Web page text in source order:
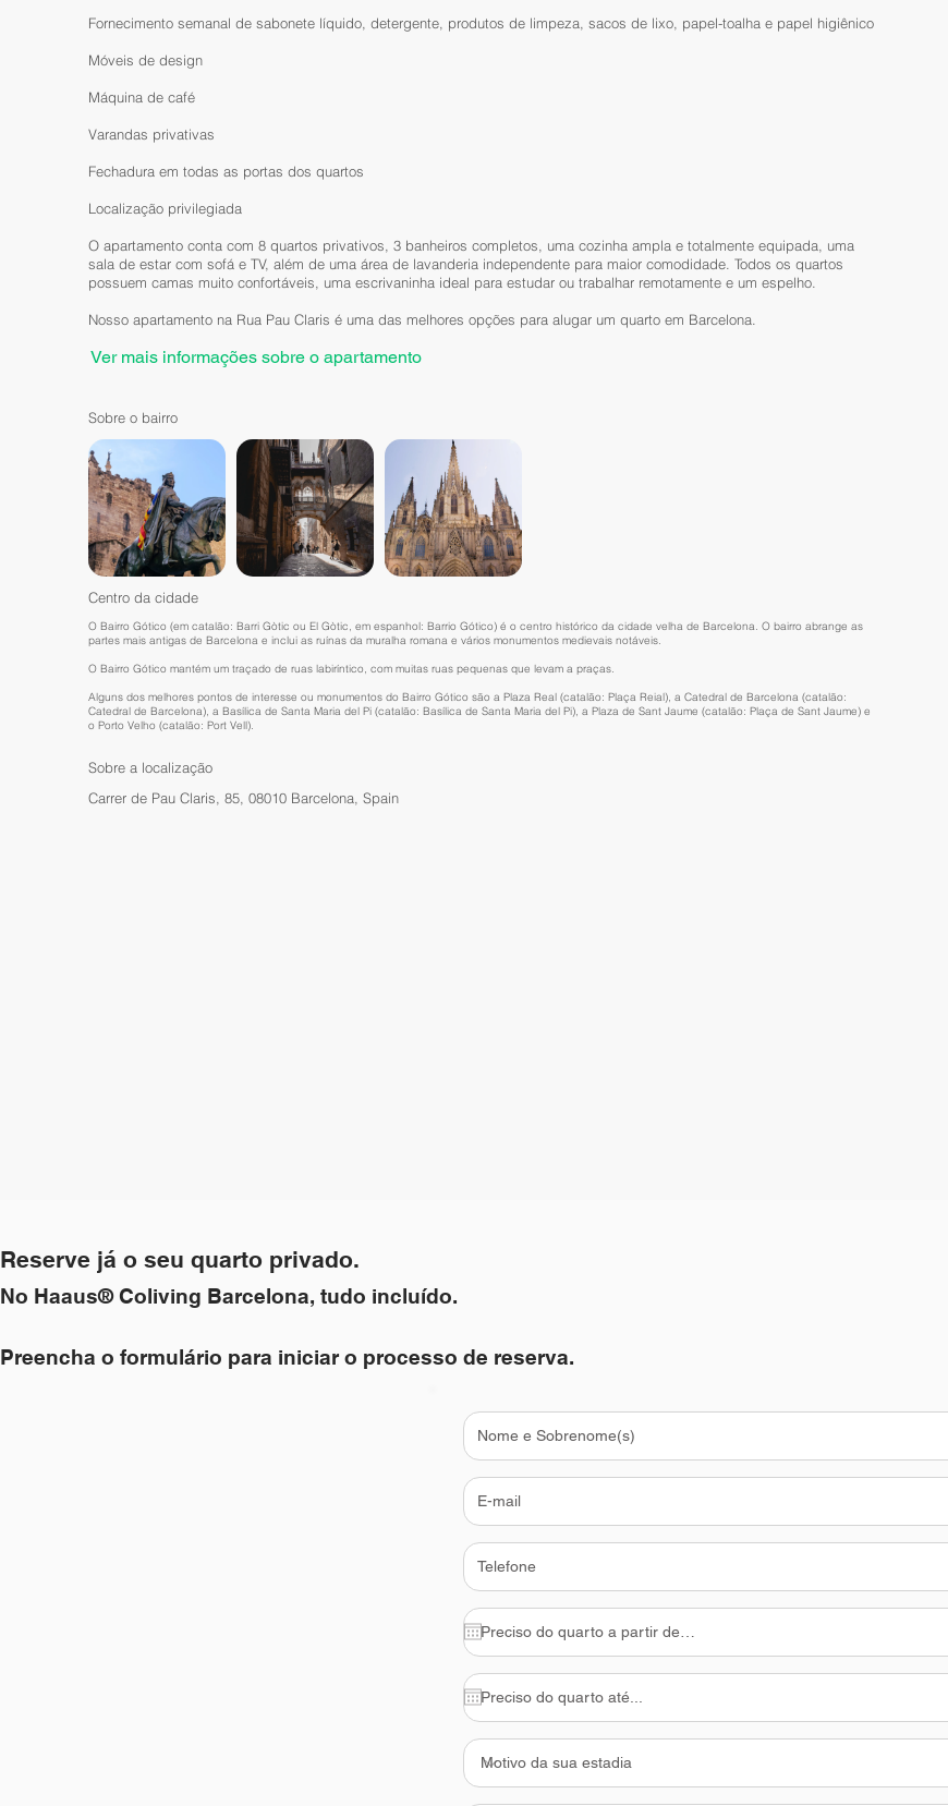
Fornecimento semanal de sabonete líquido, detergente, produtos de limpeza, sacos de lixo, papel-toalha e papel higiênico
Móveis de design
Máquina de café
Varandas privativas
Fechadura em todas as portas dos quartos
Localização privilegiada
O apartamento conta com 8 quartos privativos, 3 banheiros completos, uma cozinha ampla e totalmente equipada, uma
sala de estar com sofá e TV, além de uma área de lavanderia independente para maior comodidade. Todos os quartos
possuem camas muito confortáveis, uma escrivaninha ideal para estudar ou trabalhar remotamente e um espelho.
Nosso apartamento na Rua Pau Claris é uma das melhores opções para alugar um quarto em Barcelona.
Ver mais informações sobre o apartamento
Sobre o bairro
Centro da cidade
O Bairro Gótico (em catalão: Barri Gòtic ou El Gòtic, em espanhol: Barrio Gótico) é o centro histórico da cidade velha de Barcelona. O bairro abrange as
partes mais antigas de Barcelona e inclui as ruínas da muralha romana e vários monumentos medievais notáveis.
O Bairro Gótico mantém um traçado de ruas labiríntico, com muitas ruas pequenas que levam a praças.
Alguns dos melhores pontos de interesse ou monumentos do Bairro Gótico são a Plaza Real (catalão: Plaça Reial), a Catedral de Barcelona (catalão:
Catedral de Barcelona), a Basílica de Santa Maria del Pi (catalão: Basílica de Santa Maria del Pi), a Plaza de Sant Jaume (catalão: Plaça de Sant Jaume) e
o Porto Velho (catalão: Port Vell).
Sobre a localização
Carrer de Pau Claris, 85, 08010 Barcelona, Spain
Reserve já o seu quarto privado.
No Haaus® Coliving Barcelona, tudo incluído.
Preencha o formulário para iniciar o processo de reserva.